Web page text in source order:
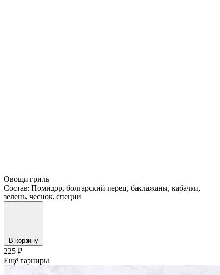
Овощи гриль
Состав: Помидор, болгарский перец, баклажаны, кабачки,
зелень, чеснок, специи
В корзину
225 ₽
Ещё гарниры